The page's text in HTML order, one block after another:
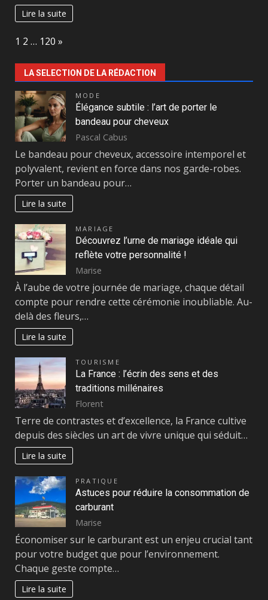
Lire la suite
Page:
1 2 … 120 Next
»
LA SELECTION DE LA RÉDACTION
MODE
Élégance subtile : l’art de porter le
bandeau pour cheveux
Pascal Cabus
Le bandeau pour cheveux, accessoire intemporel et
polyvalent, revient en force dans nos garde-robes.
Porter un bandeau pour…
Lire la suite
MARIAGE
Découvrez l’urne de mariage idéale qui
reflète votre personnalité !
Marise
À l’aube de votre journée de mariage, chaque détail
compte pour rendre cette cérémonie inoubliable. Au-
delà des fleurs,…
Lire la suite
TOURISME
La France : l’écrin des sens et des
traditions millénaires
Florent
Terre de contrastes et d’excellence, la France cultive
depuis des siècles un art de vivre unique qui séduit…
Lire la suite
PRATIQUE
Astuces pour réduire la consommation de
carburant
Marise
Économiser sur le carburant est un enjeu crucial tant
pour votre budget que pour l’environnement.
Chaque geste compte…
Lire la suite